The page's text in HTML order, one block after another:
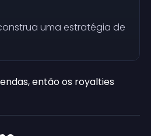
uma estratégia de
então os royalties